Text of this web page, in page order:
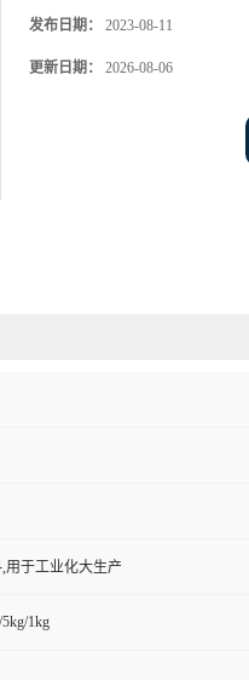
发布日期： 2023-08-11
更新日期： 2026-08-06
用于工业化大生产
1kg